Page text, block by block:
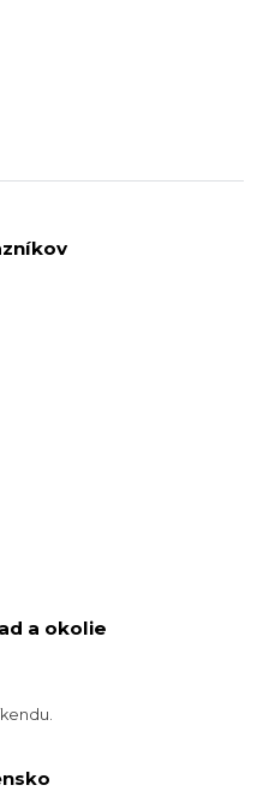
a okolie